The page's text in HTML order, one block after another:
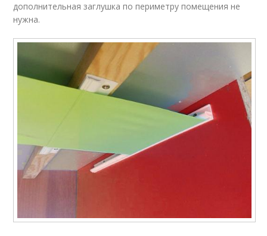
дополнительная заглушка по периметру помещения не
нужна.